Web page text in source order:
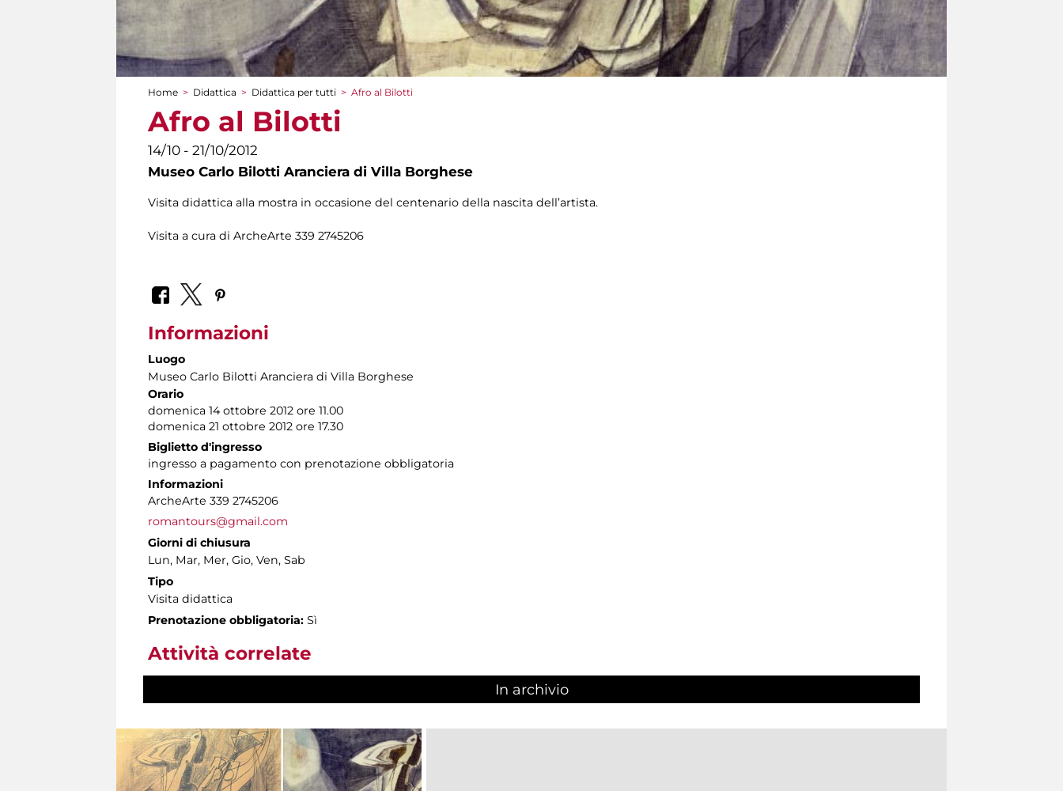
Tu sei qui
Home > Didattica > Didattica per tutti > Afro al Bilotti
Afro al Bilotti
14/10 - 21/10/2012
Museo Carlo Bilotti Aranciera di Villa Borghese
Visita didattica alla mostra in occasione del centenario della nascita dell’artista.
Visita a cura di ArcheArte 339 2745206
Informazioni
Luogo
Museo Carlo Bilotti Aranciera di Villa Borghese
Orario
domenica 14 ottobre 2012 ore 11.00
domenica 21 ottobre 2012 ore 17.30
Biglietto d'ingresso
ingresso a pagamento con prenotazione obbligatoria
Informazioni
ArcheArte 339 2745206
romantours@gmail.com
Giorni di chiusura
Lun, Mar, Mer, Gio, Ven, Sab
Tipo
Visita didattica
Prenotazione obbligatoria: Sì
Attività correlate
In archivio